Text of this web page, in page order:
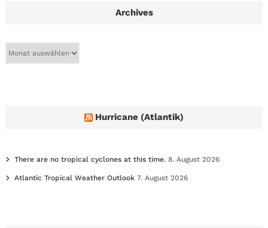
Archives
Hurricane (Atlantik)
There are no tropical cyclones at this time. 8. August 2026
Atlantic Tropical Weather Outlook 7. August 2026